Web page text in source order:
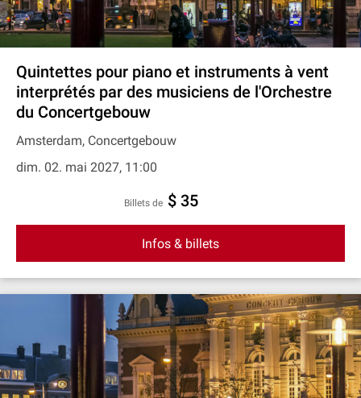
Quintettes pour piano et instruments à vent
interprétés par des musiciens de l'Orchestre
du Concertgebouw
Amsterdam, Concertgebouw
dim. 02. mai 2027, 11:00
Billets de $ 35
Infos & billets